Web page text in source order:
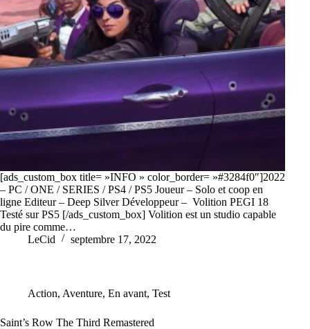
[ads_custom_box title= »INFO » color_border= »#3284f0″]2022
– PC / ONE / SERIES / PS4 / PS5 Joueur – Solo et coop en
ligne Editeur – Deep Silver Développeur – Volition PEGI 18
Testé sur PS5 [/ads_custom_box] Volition est un studio capable
du pire comme…
LeCid
septembre 17, 2022
Action, Aventure, En avant, Test
Saint’s Row The Third Remastered